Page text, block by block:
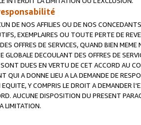
DE NOS AFFILIES OU DE NOS
EXEMPLAIRES OU TOUTE PERTE DE
OFFRES DE SERVICES, QUAND BIEN
GLOBALE DECOULANT DES OFFRES DE
DUES EN VERTU DE CET ACCORD AU
QUI A DONNE LIEU A LA DEMANDE DE
Y COMPRIS LE DROIT A DEMANDER
AUCUNE DISPOSITION DU PRESENT
LIMITATION.